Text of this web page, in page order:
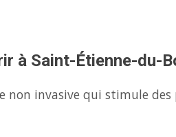
à Saint-Étienne-du-
non invasive qui stimule des